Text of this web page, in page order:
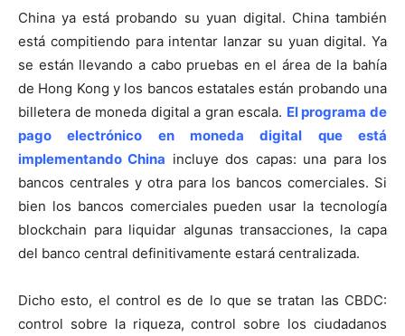
China ya está probando su yuan digital. China también
está compitiendo para intentar lanzar su yuan digital. Ya
se están llevando a cabo pruebas en el área de la bahía
de Hong Kong y los bancos estatales están probando una
billetera de moneda digital a gran escala. El programa de
pago electrónico en moneda digital que está
implementando China incluye dos capas: una para los
bancos centrales y otra para los bancos comerciales. Si
bien los bancos comerciales pueden usar la tecnología
blockchain para liquidar algunas transacciones, la capa
del banco central definitivamente estará centralizada.
Dicho esto, el control es de lo que se tratan las CBDC:
control sobre la riqueza, control sobre los ciudadanos